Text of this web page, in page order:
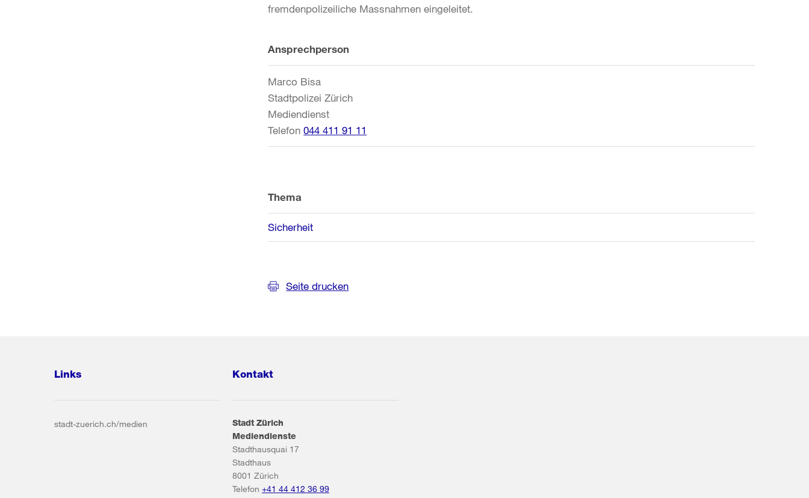
fremdenpolizeiliche Massnahmen eingeleitet.
Weitere
Informationen
Ansprechperson
Marco Bisa
Stadtpolizei Zürich
Mediendienst
Telefon 044 411 91 11
Thema
Sicherheit
Seite drucken
Links
stadt-zuerich.ch/medien
Kontakt
Stadt Zürich
Mediendienste
Stadthausquai 17
Stadthaus
8001 Zürich
Telefon +41 44 412 36 99